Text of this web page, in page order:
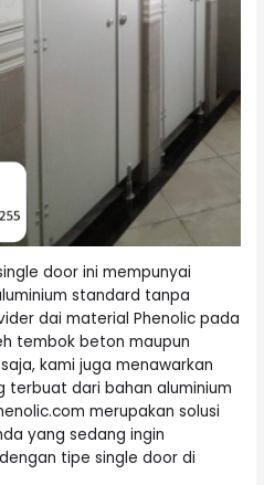
door ini mempunyai
standard tanpa
dai material Phenolic pada
tembok beton maupun
kami juga menawarkan
terbuat dari bahan aluminium
merupakan solusi
yang sedang ingin
tipe single door di